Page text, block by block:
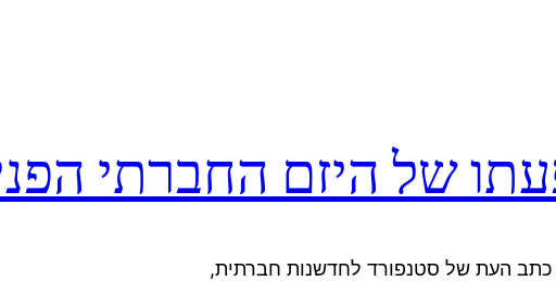
של היזם החברתי
העת של סטנפורד לחדשנות חברתית,